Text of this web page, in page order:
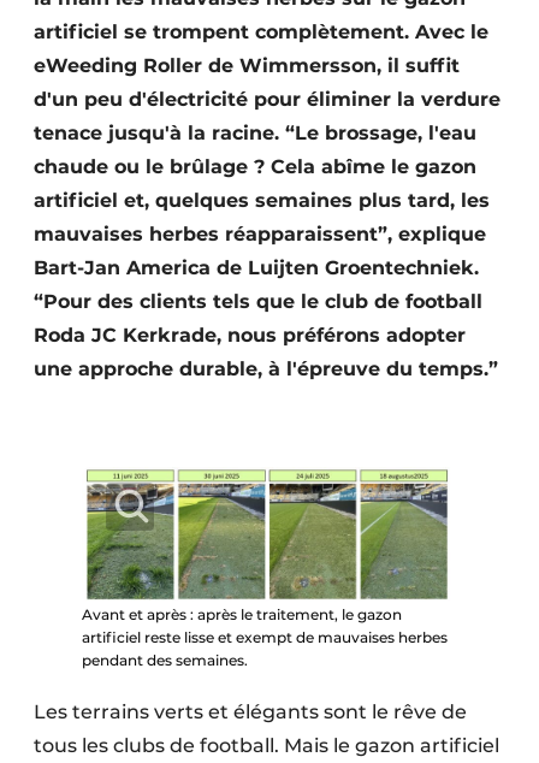
artificiel se trompent complètement. Avec le
eWeeding Roller de Wimmersson, il suffit
d'un peu d'électricité pour éliminer la verdure
tenace jusqu'à la racine. “Le brossage, l'eau
chaude ou le brûlage ? Cela abîme le gazon
artificiel et, quelques semaines plus tard, les
mauvaises herbes réapparaissent”, explique
Bart-Jan America de Luijten Groentechniek.
“Pour des clients tels que le club de football
Roda JC Kerkrade, nous préférons adopter
une approche durable, à l'épreuve du temps.”
Avant et après : après le traitement, le gazon
artificiel reste lisse et exempt de mauvaises herbes
pendant des semaines.
Les terrains verts et élégants sont le rêve de
tous les clubs de football. Mais le gazon artificiel